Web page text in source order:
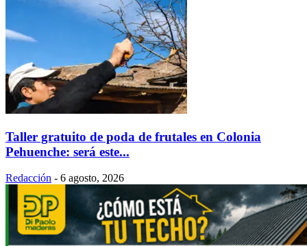
Taller gratuito de poda de frutales en Colonia
Pehuenche: será este...
Redacción - 6 agosto, 2026